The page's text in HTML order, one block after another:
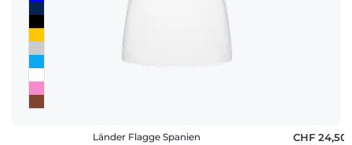
Länder Flagge Spanien
CHF 24,50